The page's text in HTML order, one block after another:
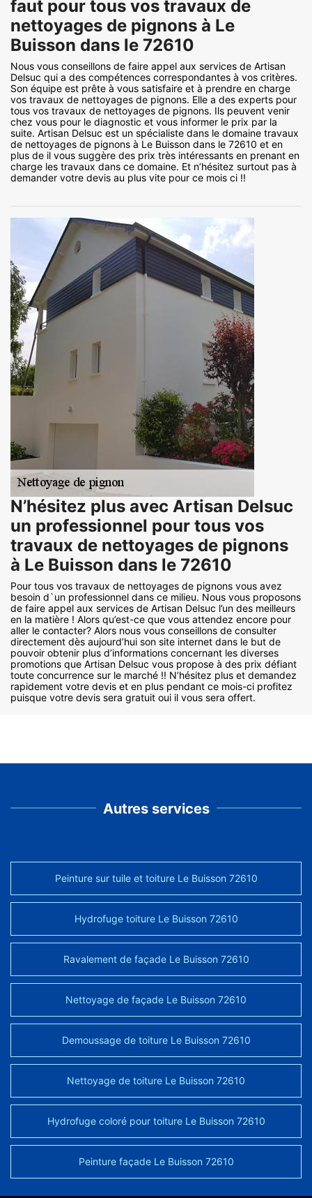
faut pour tous vos travaux de
nettoyages de pignons à Le
Buisson dans le 72610
Nous vous conseillons de faire appel aux services de Artisan
Delsuc qui a des compétences correspondantes à vos critères.
Son équipe est prête à vous satisfaire et à prendre en charge
vos travaux de nettoyages de pignons. Elle a des experts pour
tous vos travaux de nettoyages de pignons. Ils peuvent venir
chez vous pour le diagnostic et vous informer le prix par la
suite. Artisan Delsuc est un spécialiste dans le domaine travaux
de nettoyages de pignons à Le Buisson dans le 72610 et en
plus de il vous suggère des prix très intéressants en prenant en
charge les travaux dans ce domaine. Et n’hésitez surtout pas à
demander votre devis au plus vite pour ce mois ci !!
N’hésitez plus avec Artisan Delsuc
un professionnel pour tous vos
travaux de nettoyages de pignons
à Le Buisson dans le 72610
Pour tous vos travaux de nettoyages de pignons vous avez
besoin d`un professionnel dans ce milieu. Nous vous proposons
de faire appel aux services de Artisan Delsuc l’un des meilleurs
en la matière ! Alors qu’est-ce que vous attendez encore pour
aller le contacter? Alors nous vous conseillons de consulter
directement dès aujourd’hui son site internet dans le but de
pouvoir obtenir plus d’informations concernant les diverses
promotions que Artisan Delsuc vous propose à des prix défiant
toute concurrence sur le marché !! N’hésitez plus et demandez
rapidement votre devis et en plus pendant ce mois-ci profitez
puisque votre devis sera gratuit oui il vous sera offert.
Autres services
Peinture sur tuile et toiture Le Buisson 72610
Hydrofuge toiture Le Buisson 72610
Ravalement de façade Le Buisson 72610
Nettoyage de façade Le Buisson 72610
Demoussage de toiture Le Buisson 72610
Nettoyage de toiture Le Buisson 72610
Hydrofuge coloré pour toiture Le Buisson 72610
Peinture façade Le Buisson 72610